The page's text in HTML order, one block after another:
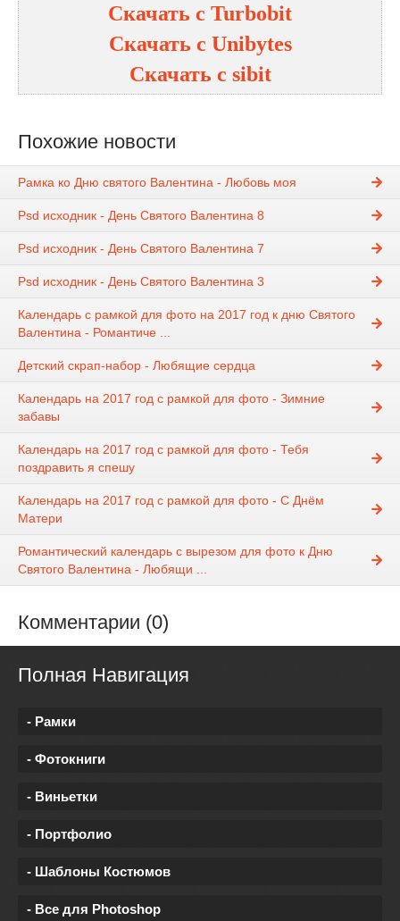
Скачать с Turbobit
Скачать с Unibytes
Скачать с sibit
Похожие новости
Рамка ко Дню святого Валентина - Любовь моя
Psd исходник - День Святого Валентина 8
Psd исходник - День Святого Валентина 7
Psd исходник - День Святого Валентина 3
Календарь с рамкой для фото на 2017 год к дню Святого
Валентина - Романтиче ...
Детский скрап-набор - Любящие сердца
Календарь на 2017 год с рамкой для фото - Зимние
забавы
Календарь на 2017 год с рамкой для фото - Тебя
поздравить я спешу
Календарь на 2017 год с рамкой для фото - С Днём
Матери
Романтический календарь с вырезом для фото к Дню
Святого Валентина - Любящи ...
Комментарии (0)
Полная Навигация
- Рамки
- Фотокниги
- Виньетки
- Портфолио
- Шаблоны Костюмов
- Все для Photoshop